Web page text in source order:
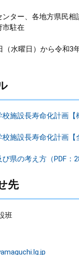
ンター、各地方県民相
市駐在
（水曜日）から令和3
施設長寿命化計画【
施設長寿命化計画【
県の考え方（PDF：
先
班